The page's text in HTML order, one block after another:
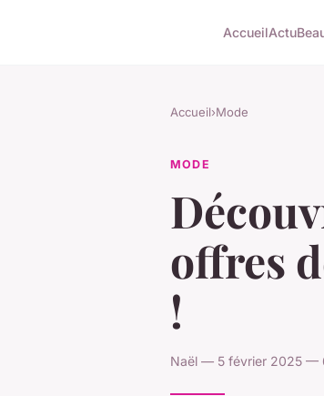
AccueilActu
Accueil›Mode
MODE
offres
!
Naël — 5 février 2025 —